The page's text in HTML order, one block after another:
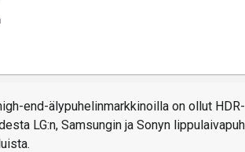
end-älypuhelinmarkkinoilla on ollut
LG:n, Samsungin ja Sonyn